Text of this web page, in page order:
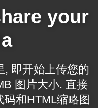
your
, 即开始上传您的
图片大小. 直接
和HTML缩略图